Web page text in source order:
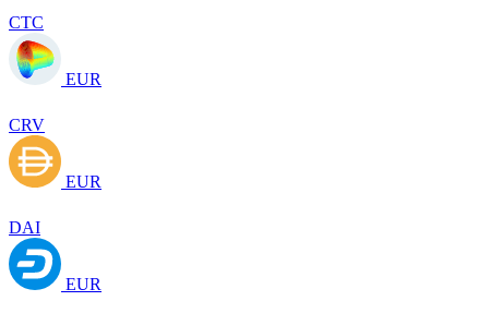
CTC
EUR
CRV
EUR
DAI
EUR